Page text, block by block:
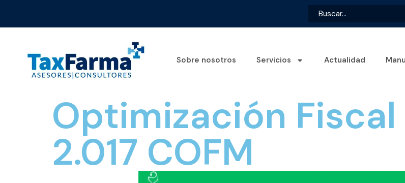
Sobre nosotros Servicios Actualidad
Optimización Fiscal
2.017 COFM